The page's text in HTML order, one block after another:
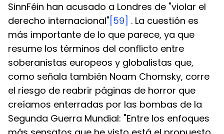
SinnFéin han acusado a Londres de "violar el
derecho internacional" [59] . La cuestión es
más importante de lo que parece, ya que
resume los términos del conflicto entre
soberanistas europeos y globalistas que,
como señala también Noam Chomsky, corre
el riesgo de reabrir páginas de horror que
creíamos enterradas por las bombas de la
Segunda Guerra Mundial: "Entre los enfoques